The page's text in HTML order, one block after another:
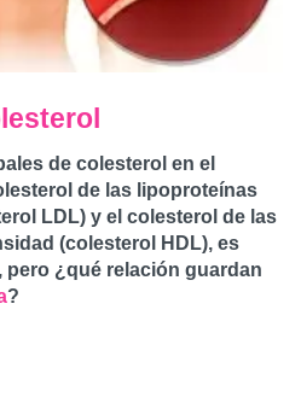
de colesterol en el
de las lipoproteínas
LDL) y el colesterol de las
(colesterol HDL), es
pero ¿qué relación guardan
?